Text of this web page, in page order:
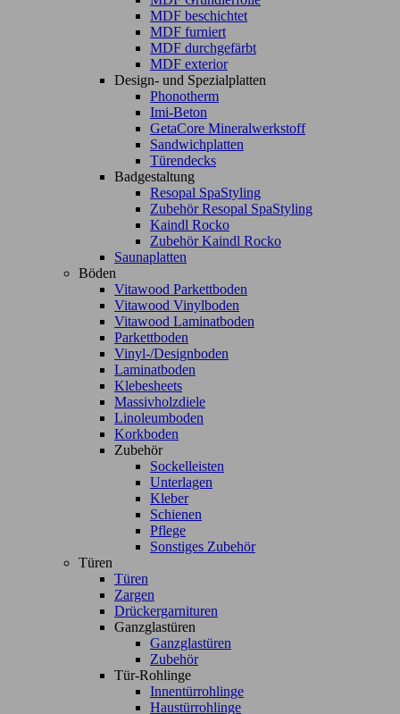
MDF beschichtet
MDF furniert
MDF durchgefärbt
MDF exterior
Design- und Spezialplatten
Phonotherm
Imi-Beton
GetaCore Mineralwerkstoff
Sandwichplatten
Türendecks
Badgestaltung
Resopal SpaStyling
Zubehör Resopal SpaStyling
Kaindl Rocko
Zubehör Kaindl Rocko
Saunaplatten
Böden
Vitawood Parkettboden
Vitawood Vinylboden
Vitawood Laminatboden
Parkettboden
Vinyl-/Designboden
Laminatboden
Klebesheets
Massivholzdiele
Linoleumboden
Korkboden
Zubehör
Sockelleisten
Unterlagen
Kleber
Schienen
Pflege
Sonstiges Zubehör
Türen
Türen
Zargen
Drückergarnituren
Ganzglastüren
Ganzglastüren
Zubehör
Tür-Rohlinge
Innentürrohlinge
Haustürrohlinge